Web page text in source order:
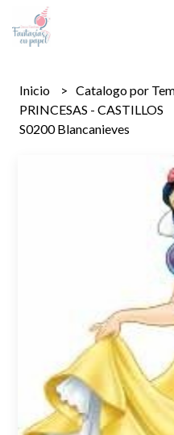
Inicio
Catalogo por
PRINCESAS - CASTILLOS
S0200 Blancanieves